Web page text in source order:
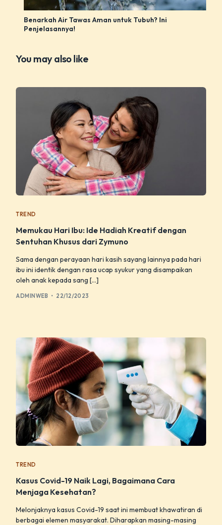
Benarkah Air Tawas Aman untuk Tubuh? Ini
Penjelasannya!
You may also like
TREND
Memukau Hari Ibu: Ide Hadiah Kreatif dengan
Sentuhan Khusus dari Zymuno
Sama dengan perayaan hari kasih sayang lainnya pada hari
ibu ini identik dengan rasa ucap syukur yang disampaikan
oleh anak kepada sang […]
ADMINWEB 22/12/2023
TREND
Kasus Covid-19 Naik Lagi, Bagaimana Cara
Menjaga Kesehatan?
Melonjaknya kasus Covid-19 saat ini membuat khawatiran di
berbagai elemen masyarakat. Diharapkan masing-masing